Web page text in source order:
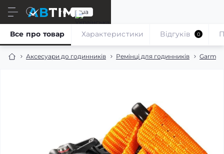
ru ua
Аксесуари до годинників Ремінці для годинників Garmin
Все про товар Характеристики Відгуків 0